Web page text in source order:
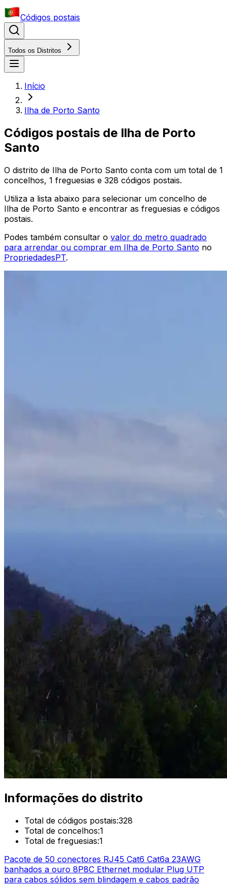
Códigos postais
Todos os Distritos
Início
Ilha de Porto Santo
Códigos postais de Ilha de Porto
Santo
O distrito de Ilha de Porto Santo conta com um total de 1
concelhos, 1 freguesias e 328 códigos postais.
Utiliza a lista abaixo para selecionar um concelho de
Ilha de Porto Santo e encontrar as freguesias e códigos
postais.
Podes também consultar o valor do metro quadrado
para arrendar ou comprar em Ilha de Porto Santo no
PropriedadesPT.
Informações do distrito
Total de códigos postais:328
Total de concelhos:1
Total de freguesias:1
Pacote de 50 conectores RJ45 Cat6 Cat6a 23AWG
banhados a ouro 8P8C Ethernet modular Plug UTP
para cabos sólidos sem blindagem e cabos padrão